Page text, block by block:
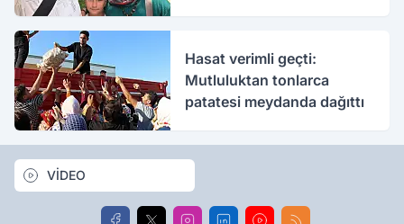
Hasat verimli geçti:
Mutluluktan tonlarca
patatesi meydanda dağıttı
VİDEO